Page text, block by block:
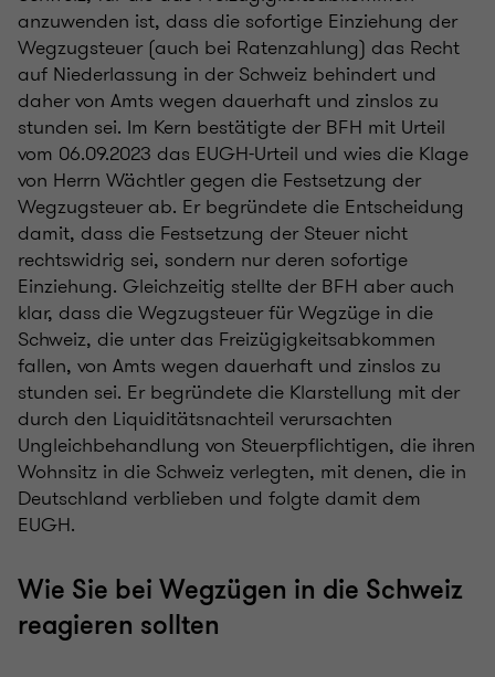
anzuwenden ist, dass die sofortige Einziehung der
Wegzugsteuer (auch bei Ratenzahlung) das Recht
auf Niederlassung in der Schweiz behindert und
daher von Amts wegen dauerhaft und zinslos zu
stunden sei. Im Kern bestätigte der BFH mit Urteil
vom 06.09.2023 das EUGH-Urteil und wies die Klage
von Herrn Wächtler gegen die Festsetzung der
Wegzugsteuer ab. Er begründete die Entscheidung
damit, dass die Festsetzung der Steuer nicht
rechtswidrig sei, sondern nur deren sofortige
Einziehung. Gleichzeitig stellte der BFH aber auch
klar, dass die Wegzugsteuer für Wegzüge in die
Schweiz, die unter das Freizügigkeitsabkommen
fallen, von Amts wegen dauerhaft und zinslos zu
stunden sei. Er begründete die Klarstellung mit der
durch den Liquiditätsnachteil verursachten
Ungleichbehandlung von Steuerpflichtigen, die ihren
Wohnsitz in die Schweiz verlegten, mit denen, die in
Deutschland verblieben und folgte damit dem
EUGH.
Wie Sie bei Wegzügen in die Schweiz
reagieren sollten